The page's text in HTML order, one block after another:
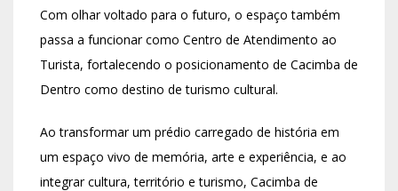
Com olhar voltado para o futuro, o espaço também
passa a funcionar como Centro de Atendimento ao
Turista, fortalecendo o posicionamento de Cacimba de
Dentro como destino de turismo cultural.
Ao transformar um prédio carregado de história em
um espaço vivo de memória, arte e experiência, e ao
integrar cultura, território e turismo, Cacimba de